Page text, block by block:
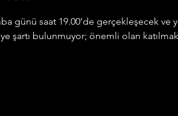
günü saat 19.00’de gerçekleşecek ve
şartı bulunmuyor; önemli olan